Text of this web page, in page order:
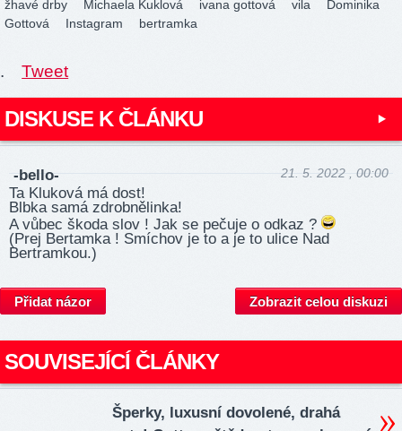
žhavé drby Michaela Kuklová ivana gottová vila
Dominika
Gottová
Instagram bertramka
. Tweet
DISKUSE K ČLÁNKU
-bello- 21. 5. 2022 , 00:00
Ta Kluková má dost!
Blbka samá zdrobnělinka!
A vůbec škoda slov ! Jak se pečuje o odkaz ?
(Prej Bertamka ! Smíchov je to a je to ulice Nad
Bertramkou.)
Přidat názor Zobrazit celou diskuzi
SOUVISEJÍCÍ ČLÁNKY
Šperky, luxusní dovolené, drahá